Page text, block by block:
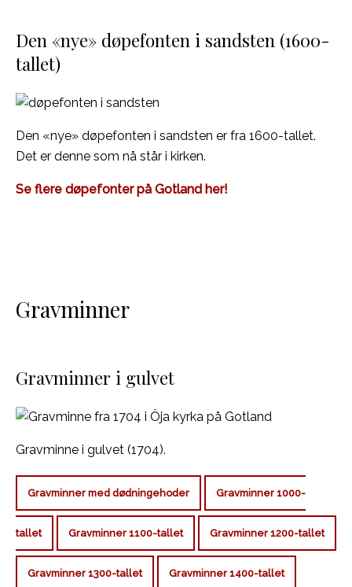
Den «nye» døpefonten i sandsten (1600-
tallet)
Den «nye» døpefonten i sandsten er fra 1600-tallet.
Det er denne som nå står i kirken.
Se flere døpefonter på Gotland her!
Gravminner
Gravminner i gulvet
Gravminne i gulvet (1704).
Gravminner med dødningehoder Gravminner 1000-
tallet Gravminner 1100-tallet Gravminner 1200-tallet
Gravminner 1300-tallet Gravminner 1400-tallet